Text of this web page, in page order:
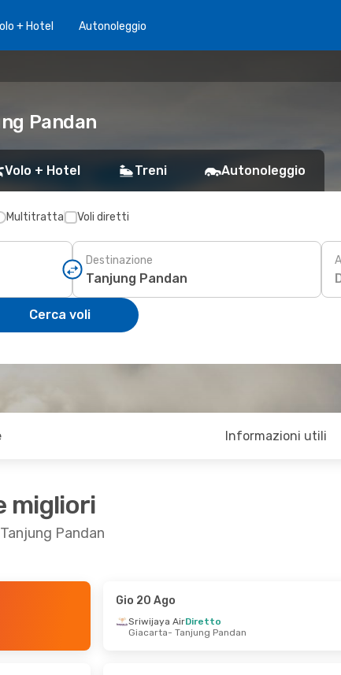
+ Hotel Autonoleggio
Pandan
Volo + Hotel Treni Autonoleggio
Multitratta Voli diretti
Destinazione
Cerca voli
Informazioni utili
migliori
Pandan
- Tanjung Pandan
Gio 20 Ago
Sriwijaya AirDiretto
Giacarta- Tanjung Pandan